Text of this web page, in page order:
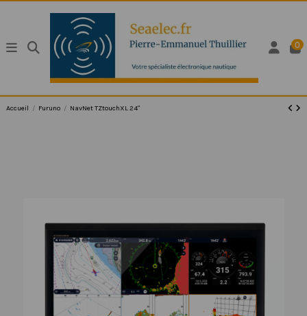
0
Accueil Furuno NavNet TZtouchXL 24"